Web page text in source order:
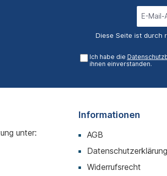
Diese Seite ist durch
Ich habe die
ihnen einverstanden.
unter:
Informationen
AGB
Datenschutzerklärung
Widerrufsrecht